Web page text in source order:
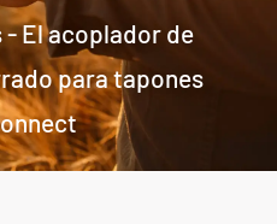
- El acoplador de
para tapones